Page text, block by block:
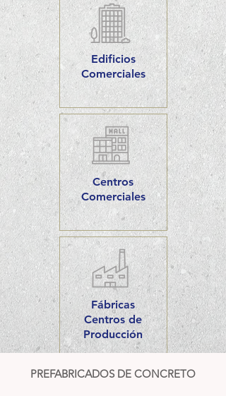
Edificios
Comerciales
Centros
Comerciales
Fábricas
Centros de
Producción
PREFABRICADOS DE CONCRETO